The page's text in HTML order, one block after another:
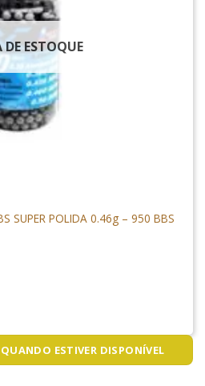
DE ESTOQUE
SUPER POLIDA 0.46g – 950 BBS
ESTIVER DISPONÍVEL